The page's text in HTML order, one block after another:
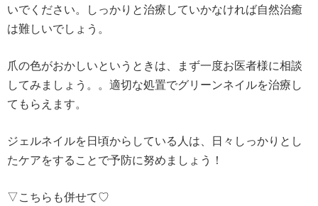
いでください。しっかりと治療していかなければ自然治癒
は難しいでしょう。
爪の色がおかしいというときは、まず一度お医者様に相談
してみましょう。。適切な処置でグリーンネイルを治療し
てもらえます。
ジェルネイルを日頃からしている人は、日々しっかりとし
たケアをすることで予防に努めましょう！
▽こちらも併せて♡